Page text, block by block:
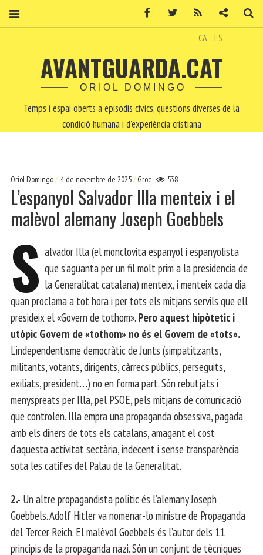
CA ES
AVANTGUARDA.CAT
ORIOL DOMINGO
Temps i espai oberts a episodis cívics, qüestions diverses de la
condició humana i d'experiència cristiana
Oriol Domingo 4 de novembre de 2025 Groc 538
L’espanyol Salvador Illa menteix i el
malèvol alemany Joseph Goebbels
S alvador Illa (el monclovita espanyol i espanyolista
que s’aguanta per un fil molt prim a la presidencia de
la Generalitat catalana) menteix, i menteix cada dia
quan proclama a tot hora i per tots els mitjans servils que ell
presideix el «Govern de tothom». Pero aquest hipòtetic i
utòpic Govern de «tothom» no és el Govern de «tots».
L’independentisme democràtic de Junts (simpatitzants,
militants, votants, dirigents, càrrecs públics, perseguits,
exiliats, president…) no en forma part. Són rebutjats i
menyspreats per Illa, pel PSOE, pels mitjans de comunicació
que controlen. Illa empra una propaganda obsessiva, pagada
amb els diners de tots els catalans, amagant el cost
d’aquesta activitat sectària, indecent i sense transparència
sota les catifes del Palau de la Generalitat.
2.- Un altre propagandista politic és l’alemany Joseph
Goebbels. Adolf Hitler va nomenar-lo ministre de Propaganda
del Tercer Reich. El malèvol Goebbels és l’autor dels 11
principis de la propaganda nazi. Són un conjunt de tècniques
Facebook Twitter Contacte